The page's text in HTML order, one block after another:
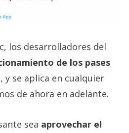
los desarrolladores del
de los pases
, y se aplica en cualquier
de ahora en adelante.
sea aprovechar el